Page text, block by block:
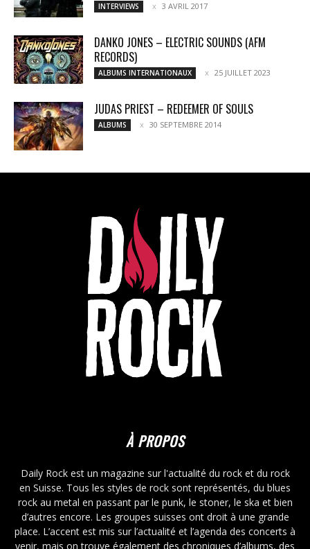
INTERVIEWS 3 AVRIL 2017
DANKO JONES – ELECTRIC SOUNDS (AFM
RECORDS)
ALBUMS INTERNATIONAUX 25 JUILLET 2023
JUDAS PRIEST – REDEEMER OF SOULS
ALBUMS 30 SEPTEMBRE 2014
À PROPOS
Daily Rock est un magazine sur l'actualité du rock et du rock
en Suisse. Tous les styles de rock sont représentés, du blues
rock au metal en passant par le punk, le stoner, le ska et bien
d’autres encore. Les groupes suisses ont droit à une grande
place. L’accent est mis sur l’actualité et l’agenda des concerts à
venir, mais on trouve également des chroniques d’albums, des